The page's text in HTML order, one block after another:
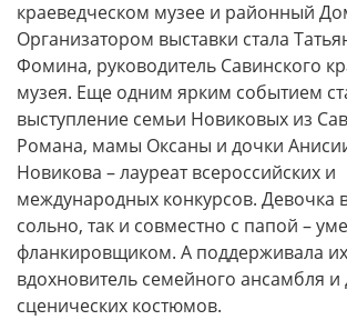
краеведческом музее и районный
Организатором выставки стала
Фомина, руководитель Савинского
музея. Еще одним ярким событием
выступление семьи Новиковых из
Романа, мамы Оксаны и дочки
Новикова – лауреат всероссийских и
международных конкурсов. Девочка
сольно, так и совместно с папой –
фланкировщиком. А поддерживала
вдохновитель семейного ансамбля и
сценических костюмов.